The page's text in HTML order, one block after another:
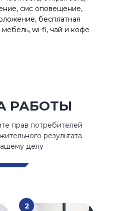
смс оповещение,
бесплатная
мебель, wi-fi, чай и кофе
РАБОТЫ
прав потребителей
результата
делу
2